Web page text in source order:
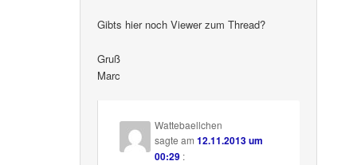
Gibts hier noch Viewer zum Thread?
Gruß
Marc
Wattebaellchen
sagte am12.11.2013 um
00:29 :